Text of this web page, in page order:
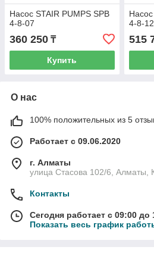
Насос STAIR PUMPS SPB
4-8-07
360 250 ₸
Купить
4-8-12
515
О нас
100% положительных из 5
Работает с 09.06.2020
г. Алматы
улица Стасова 102/6, Алматы,
Контакты
Сегодня работает с 09:00 до
Показать весь график